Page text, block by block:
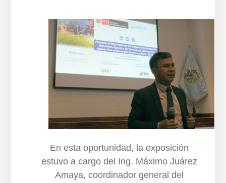
En esta oportunidad, la exposición
estuvo a cargo del Ing. Máximo Juárez
Amaya, coordinador general del